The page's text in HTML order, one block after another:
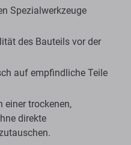
Spezialwerkzeuge
des Bauteils vor der
auf empfindliche Teile
einer trockenen,
direkte